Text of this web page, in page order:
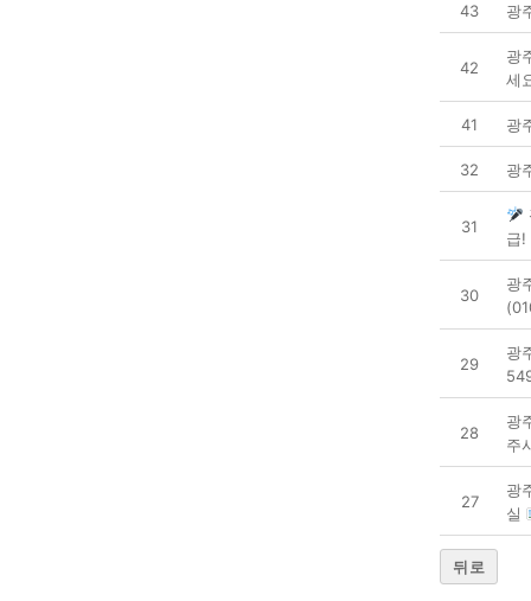
43 광
42
광
세
41 광
32 광
31
급!
30
광
29
광
28
광
주
27
광
실
뒤로